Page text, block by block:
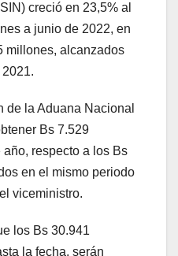
creció en 23,5% al
a junio de 2022, en
millones, alcanzados
de la Aduana Nacional
Bs 7.529
respecto a los Bs
en el mismo periodo
viceministro.
los Bs 30.941
la fecha, serán